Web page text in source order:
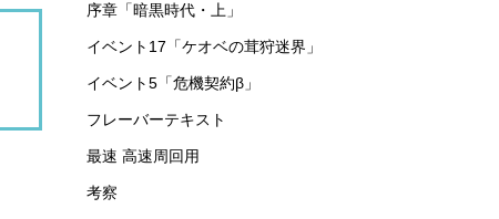
序章「暗黒時代・上」
イベント17「ケオベの茸狩迷界」
イベント5「危機契約β」
フレーバーテキスト
最速 高速周回用
考察